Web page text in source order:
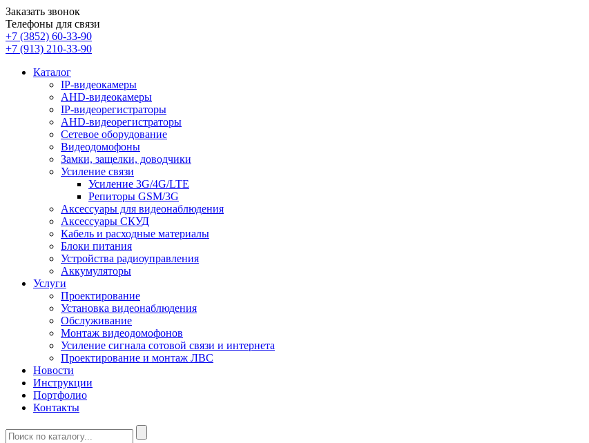
Заказать звонок
Телефоны для связи
+7 (3852) 60-33-90
+7 (913) 210-33-90
Каталог
IP-видеокамеры
AHD-видеокамеры
IP-видеорегистраторы
AHD-видеорегистраторы
Сетевое оборудование
Видеодомофоны
Замки, защелки, доводчики
Усиление связи
Усиление 3G/4G/LTE
Репиторы GSM/3G
Аксессуары для видеонаблюдения
Аксессуары СКУД
Кабель и расходные материалы
Блоки питания
Устройства радиоуправления
Аккумуляторы
Услуги
Проектирование
Установка видеонаблюдения
Обслуживание
Монтаж видеодомофонов
Усиление сигнала сотовой связи и интернета
Проектирование и монтаж ЛВС
Новости
Инструкции
Портфолио
Контакты